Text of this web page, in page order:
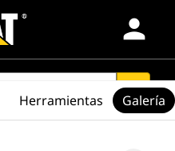
person
search
Herramientas Galería